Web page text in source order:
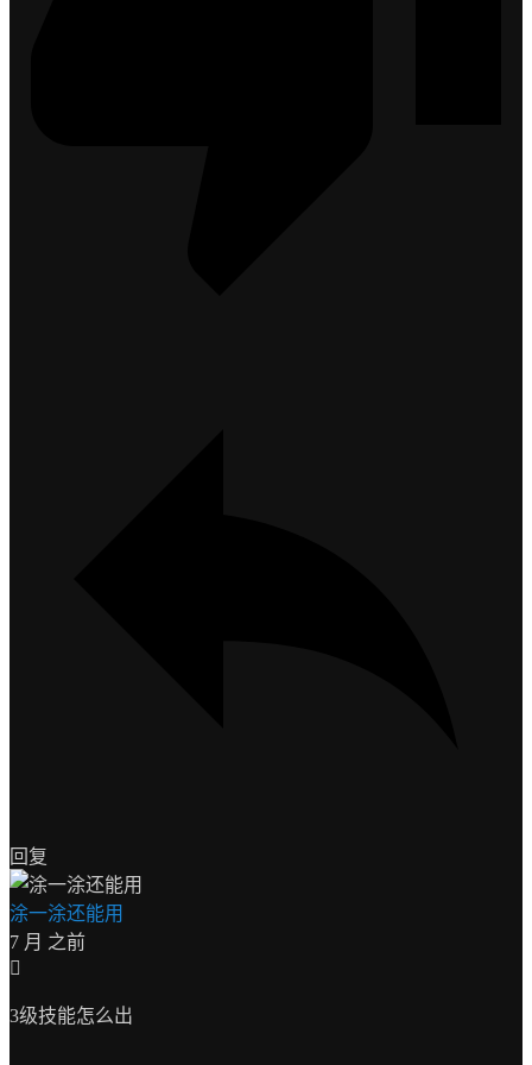
回复
涂一涂还能用
7 月 之前
3级技能怎么出